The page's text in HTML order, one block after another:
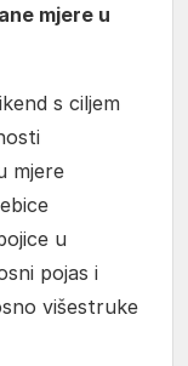
mjere u
s ciljem
mjere
u
pojas i
višestruke